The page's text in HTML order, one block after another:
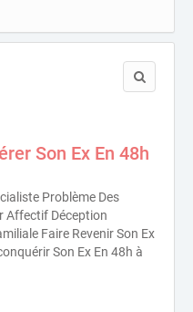
Son Ex En 48h
Problème Des
Affectif Déception
Faire Revenir Son Ex
Son Ex En 48h à